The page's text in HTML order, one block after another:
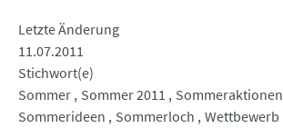
Letzte Änderung
11.07.2011
Stichwort(e)
Sommer Sommer 2011
Sommeraktionen
Sommerideen
Sommerloch Wettbewerb